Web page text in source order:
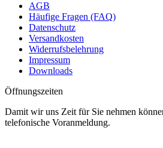
AGB
Häufige Fragen (FAQ)
Datenschutz
Versandkosten
Widerrufsbelehrung
Impressum
Downloads
Öffnungszeiten
Damit wir uns Zeit für Sie nehmen
telefonische Voranmeldung.